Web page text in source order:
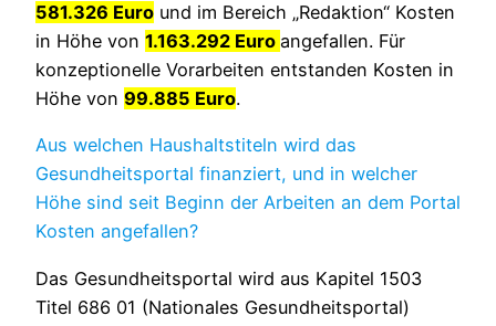
581.326 Euro und im Bereich „Redaktion“ Kosten
in Höhe von 1.163.292 Euro angefallen. Für
konzeptionelle Vorarbeiten entstanden Kosten in
Höhe von 99.885 Euro.
Aus welchen Haushaltstiteln wird das
Gesundheitsportal finanziert, und in welcher
Höhe sind seit Beginn der Arbeiten an dem Portal
Kosten angefallen?
Das Gesundheitsportal wird aus Kapitel 1503
Titel 686 01 (Nationales Gesundheitsportal)